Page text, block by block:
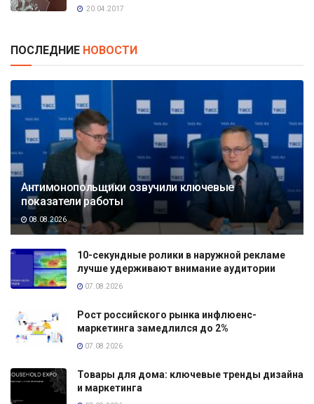
20.04.2017
ПОСЛЕДНИЕ НОВОСТИ
Антимонопольщики озвучили ключевые
показатели работы
08.08.2026
10-секундные ролики в наружной рекламе
лучше удерживают внимание аудитории
07.08.2026
Рост российского рынка инфлюенс-
маркетинга замедлился до 2%
07.08.2026
Товары для дома: ключевые тренды дизайна
и маркетинга